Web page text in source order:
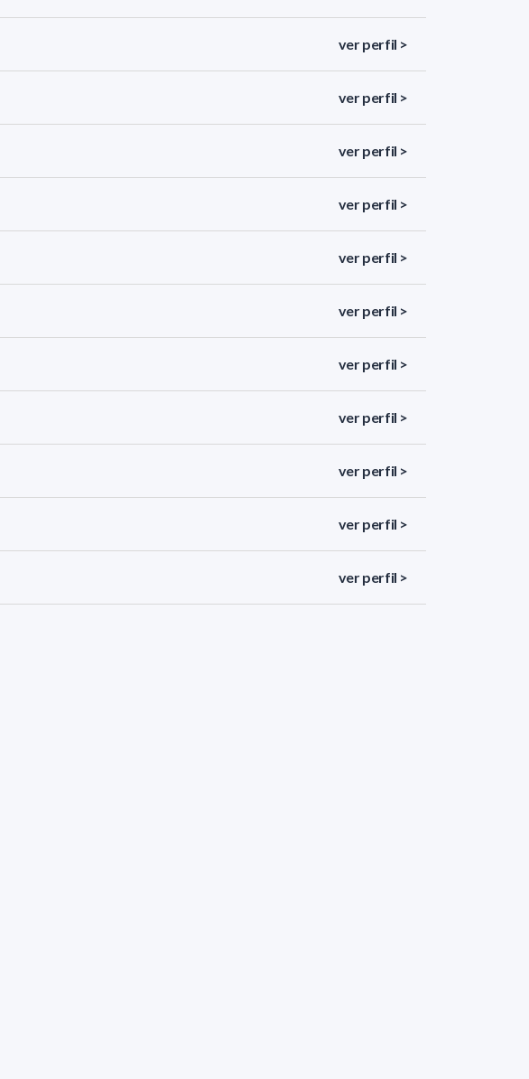
ver perfil >
ver perfil >
ver perfil >
ver perfil >
ver perfil >
ver perfil >
ver perfil >
ver perfil >
ver perfil >
ver perfil >
ver perfil >